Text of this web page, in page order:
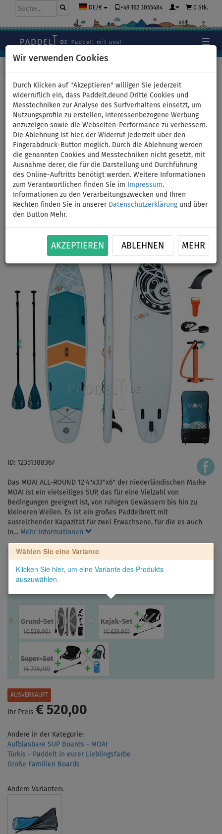
Wir verwenden Cookies
Durch Klicken auf "Akzeptieren" willigen Sie jederzeit
widerruflich ein, dass Paddelt.deund Dritte Cookies und
Messtechniken zur Analyse des Surfverhaltens einsetzt, um
Nutzungsprofile zu erstellen, interessenbezogene Werbung
anzuzeigen sowie die Webseiten-Performance zu verbessern.
Die Ablehnung ist hier, der Widerruf jederzeit über den
Fingerabdruck-Button möglich. Durch die Ablehnung werden
die genannten Cookies und Messtechniken nicht gesetzt, mit
Ausnahme derer, die für die Darstellung und Durchführung
des Online-Auftritts benötigt werden. Weitere Informationen
zum Verantwortlichen finden Sie im
Impressum.
Informationen zu den Verarbeitungszwecken und Ihren
Rechten finden Sie in unserer Datenschutzerklärungund über
den Button Mehr.
AKZEPTIEREN ABLEHNEN MEHR
DE/€ +49 162 3055484 0 Stk.
SUP MOAI MULTI-PERSON 12'4
- aufblasbares Stand Up
Paddle Board - Variante:
Grund-Set
PADDEL
INKL.
KAJAK SITZ
OPTION
VERSAND
GRATIS
Previous Next
ID: 12351388367
Das MOAI ALL-ROUND 12'4''x33''x6'' der niederländischen Marke
MOAI ist ein vielseitiges SUP, das für eine Vielzahl von
Bedingungen geeignet ist, von ruhigen Gewässern bis hin zu
kleineren Wellen. Es ist ein großes Paddelbrett mit
ausreichender Kapazität für zwei Erwachsene, für die es auch
in… Mehr Informationen
Wählen Sie eine Variante
Klicken Sie hier, um eine Variante des Produkts
auszuwählen.
Grund-Set
(€ 520,00)
Kajak-Set
(€ 629,00)
Super-Set
(€ 709,00)
AUSVERKAUFT
Ihr Preis € 520,00
Andere in der Kategorie:
Aufblasbare SUP Boards - MOAI
Türkis - Paddelt in eurer Lieblingsfarbe
Große Familien Boards
Andere Varianten: